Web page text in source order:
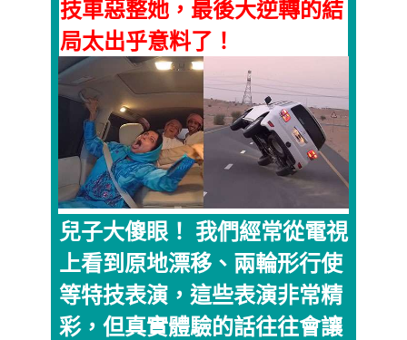
技車惡整她，最後大逆轉的結
局太出乎意料了！
兒子大傻眼！ 我們經常從電視
上看到原地漂移、兩輪形行使
等特技表演，這些表演非常精
彩，但真實體驗的話往往會讓